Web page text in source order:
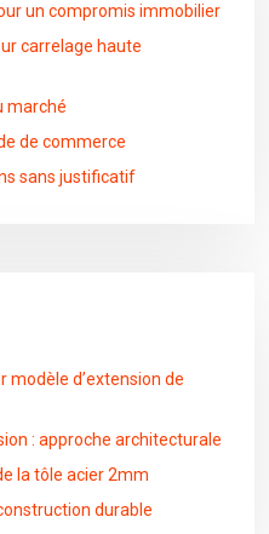
un compromis immobilier
carrelage haute
marché
de commerce
sans justificatif
modèle d’extension de
: approche architecturale
la tôle acier 2mm
durable